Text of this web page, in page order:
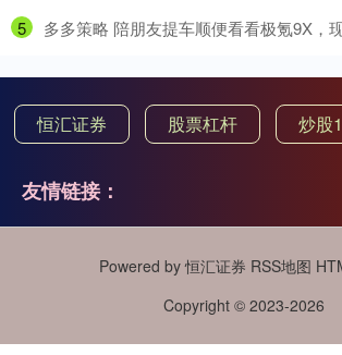
5 多多策略 陪朋友提车顺便看看极氪9X，
恒汇证券 股票杠杆 炒股
友情链接：
Powered by恒汇证券 RSS地图
Copyright © 2023-2026